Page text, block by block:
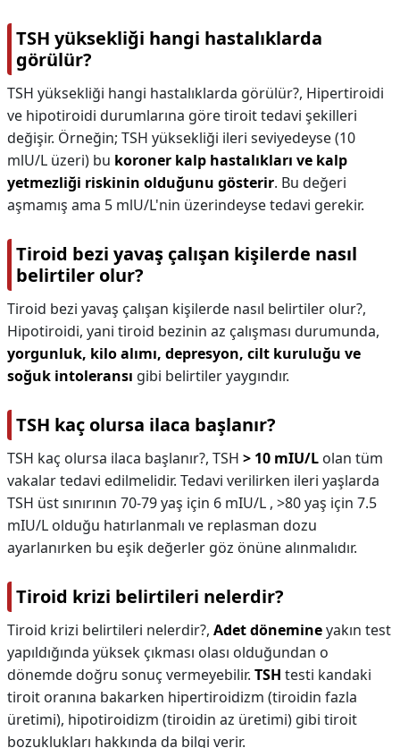
TSH yüksekliği hangi hastalıklarda
görülür?
TSH yüksekliği hangi hastalıklarda görülür?, Hipertiroidi
ve hipotiroidi durumlarına göre tiroit tedavi şekilleri
değişir. Örneğin; TSH yüksekliği ileri seviyedeyse (10
mlU/L üzeri) bu koroner kalp hastalıkları ve kalp
yetmezliği riskinin olduğunu gösterir. Bu değeri
aşmamış ama 5 mlU/L'nin üzerindeyse tedavi gerekir.
Tiroid bezi yavaş çalışan kişilerde nasıl
belirtiler olur?
Tiroid bezi yavaş çalışan kişilerde nasıl belirtiler olur?,
Hipotiroidi, yani tiroid bezinin az çalışması durumunda,
yorgunluk, kilo alımı, depresyon, cilt kuruluğu ve
soğuk intoleransı gibi belirtiler yaygındır.
TSH kaç olursa ilaca başlanır?
TSH kaç olursa ilaca başlanır?, TSH > 10 mIU/L olan tüm
vakalar tedavi edilmelidir. Tedavi verilirken ileri yaşlarda
TSH üst sınırının 70-79 yaş için 6 mIU/L , >80 yaş için 7.5
mIU/L olduğu hatırlanmalı ve replasman dozu
ayarlanırken bu eşik değerler göz önüne alınmalıdır.
Tiroid krizi belirtileri nelerdir?
Tiroid krizi belirtileri nelerdir?, Adet dönemineyakın test
yapıldığında yüksek çıkması olası olduğundan o
dönemde doğru sonuç vermeyebilir. TSH testi kandaki
tiroit oranına bakarken hipertiroidizm (tiroidin fazla
üretimi), hipotiroidizm (tiroidin az üretimi) gibi tiroit
bozuklukları hakkında da bilgi verir.